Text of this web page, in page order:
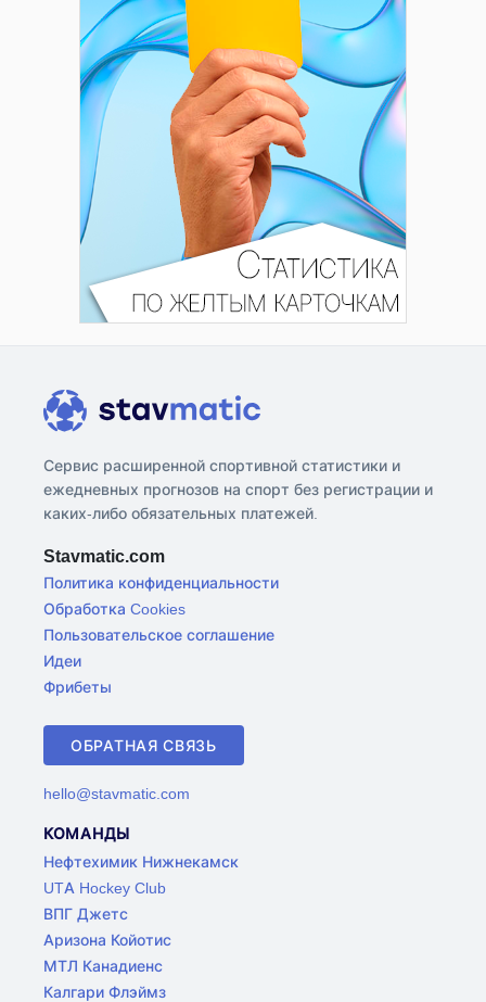
Сервис расширенной спортивной статистики и
ежедневных прогнозов на спорт без регистрации и
каких-либо обязательных платежей.
Stavmatic.com
Политика конфиденциальности
Обработка Cookies
Пользовательское соглашение
Идеи
Фрибеты
ОБРАТНАЯ СВЯЗЬ
hello@stavmatic.com
КОМАНДЫ
Нефтехимик Нижнекамск
UTA Hockey Club
ВПГ Джетс
Аризона Койотис
МТЛ Канадиенс
Калгари Флэймз